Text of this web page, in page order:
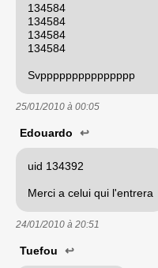
134584
134584
134584
134584
Svppppppppppppppp
25/01/2010 à 00:05
Edouardo ↩
uid 134392
Merci a celui qui l'entrera
24/01/2010 à 20:51
Tuefou ↩